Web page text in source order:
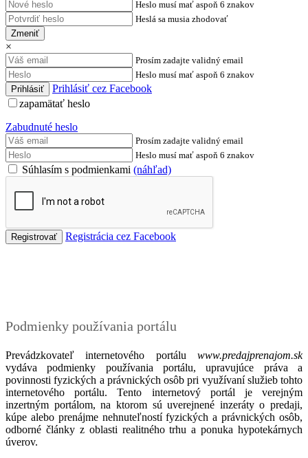
Heslo musí mať aspoň 6 znakov
Heslá sa musia zhodovať
Zmeniť
×
Prosím zadajte validný email
Heslo musí mať aspoň 6 znakov
Prihlásiť cez Facebook
zapamätať heslo
Zabudnuté heslo
Prosím zadajte validný email
Heslo musí mať aspoň 6 znakov
Súhlasím s podmienkami (náhľad)
Registrácia cez Facebook
Podmienky používania portálu
Prevádzkovateľ internetového portálu www.predajprenajom.sk
vydáva podmienky používania portálu, upravujúce práva a
povinnosti fyzických a právnických osôb pri využívaní služieb tohto
internetového portálu. Tento internetový portál je verejným
inzertným portálom, na ktorom sú uverejnené inzeráty o predaji,
kúpe alebo prenájme nehnuteľností fyzických a právnických osôb,
odborné články z oblasti realitného trhu a ponuka hypotekárnych
úverov.